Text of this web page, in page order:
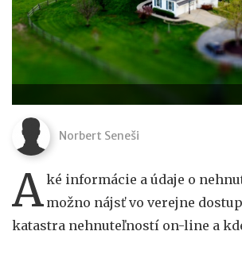
Norbert Seneši
Aké informácie a údaje o
možno nájsť vo verejne
katastra nehnuteľností on-line a